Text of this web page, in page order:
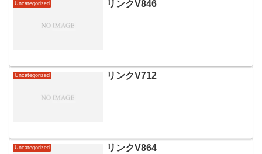
Uncategorized リンクV846
Uncategorized リンクV712
Uncategorized リンクV864